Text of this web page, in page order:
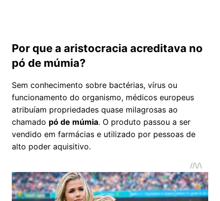
Por que a aristocracia acreditava no
pó de múmia?
Sem conhecimento sobre bactérias, vírus ou
funcionamento do organismo, médicos europeus
atribuíam propriedades quase milagrosas ao
chamado pó de múmia. O produto passou a ser
vendido em farmácias e utilizado por pessoas de
alto poder aquisitivo.